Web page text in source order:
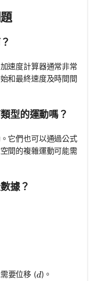
速度計算器通常非常
和最終速度及時間間
型的運動嗎？
它們也可以通過公式
間的複雜運動可能需
據？
要位移 (d
d)。